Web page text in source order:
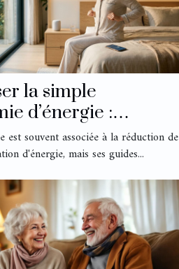
la simple
d’énergie :
les effets inattendus
domotiques
est souvent associée à la réduction de
d'énergie, mais ses guides...